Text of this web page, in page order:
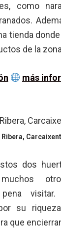
como
tienda
de la
más
Ribera,
dos
muchos
su
que